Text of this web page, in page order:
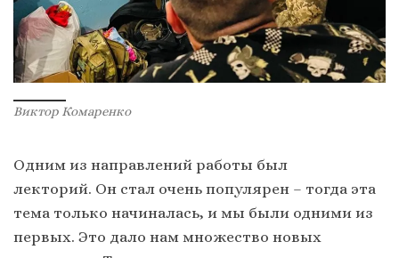
Виктор Комаренко
Одним из направлений работы был
лекторий. Он стал очень популярен – тогда эта
тема только начиналась, и мы были одними из
первых. Это дало нам множество новых